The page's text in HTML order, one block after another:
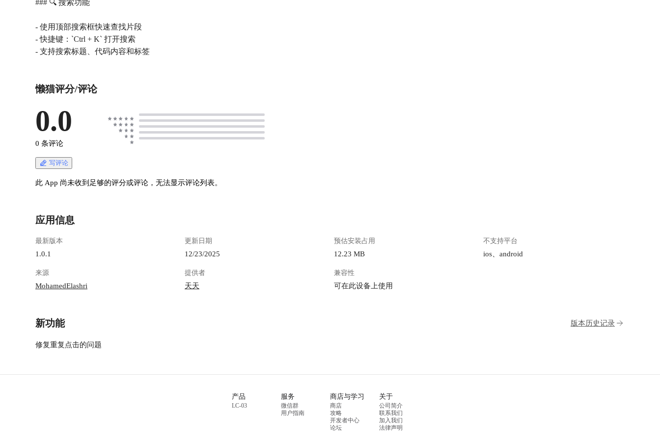
### 🔍 搜索功能
- 使用顶部搜索框快速查找片段
- 快捷键：`Ctrl + K` 打开搜索
懒猫评分/评论
0.0
0 条评论
写评论
此 App 尚未收到足够的评分或评论，无法显示评论列表。
应用信息
最新版本
1.0.1
更新日期
12/23/2025
预估安装占用
12.23 MB
不支持平台
ios、android
来源
MohamedElashri
提供者
天天
兼容性
可在此设备上使用
新功能 版本历史记录
修复重复点击的问题
产品
LC-03
服务
微信群
用户指南
商店与学习
商店
攻略
开发者中心
论坛
关于
公司简介
联系我们
加入我们
法律声明